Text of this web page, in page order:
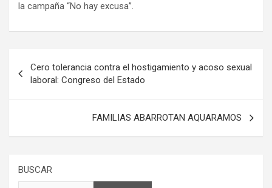
la campaña “No hay excusa”.
de
entradas
Cero tolerancia contra el hostigamiento y acoso sexual
laboral: Congreso del Estado
FAMILIAS ABARROTAN AQUARAMOS
BUSCAR